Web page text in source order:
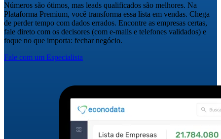
Números são ótimos, mas leads qualificados são melhores. Na
Plataforma Premium, você transforma essa lista em vendas. Chega
de perder tempo com dados errados. Encontre as empresas certas,
fale direto com os decisores (com e-mails e telefones validados) e
foque no que importa: fechar negócio.
Fale com um Especialista